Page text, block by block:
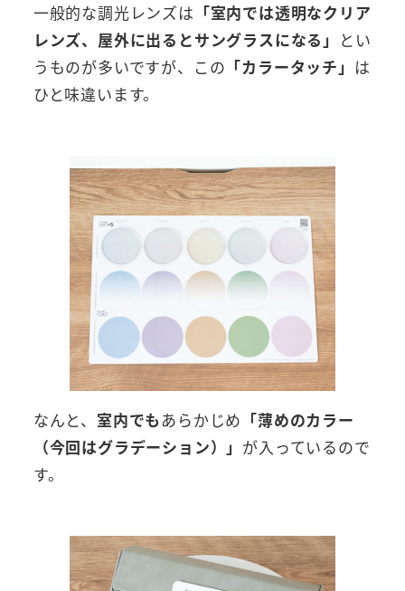
一般的な調光レンズは 「室内では透明なクリア
レンズ、屋外に出るとサングラスになる」 とい
うものが多いですが、この 「カラータッチ」 は
ひと味違います。
なんと、 室内でも あらかじめ 「薄めのカラー
（今回はグラデーション）」 が入っているので
す。